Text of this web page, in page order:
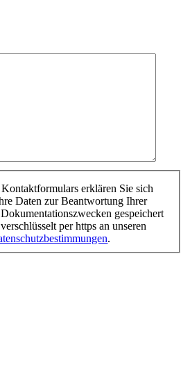
erklären Sie sich
Daten zur Beantwortung Ihrer
gespeichert
per https an unseren
.